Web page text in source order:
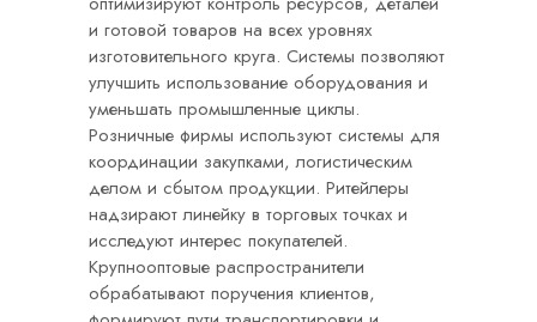
и готовой товаров на всех уровнях
изготовительного круга. Системы позволяют
улучшить использование оборудования и
уменьшать промышленные циклы.
Розничные фирмы используют системы для
координации закупками, логистическим
делом и сбытом продукции. Ритейлеры
надзирают линейку в торговых точках и
исследуют интерес покупателей.
Крупнооптовые распространители
обрабатывают поручения клиентов,